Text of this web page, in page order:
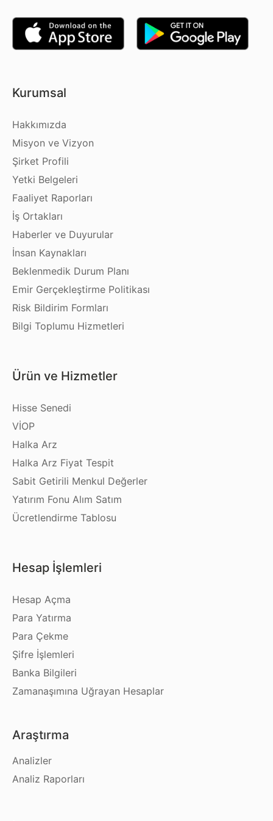
Kurumsal
Hakkımızda
Misyon ve Vizyon
Şirket Profili
Yetki Belgeleri
Faaliyet Raporları
İş Ortakları
Haberler ve Duyurular
İnsan Kaynakları
Beklenmedik Durum Planı
Emir Gerçekleştirme Politikası
Risk Bildirim Formları
Bilgi Toplumu Hizmetleri
Ürün ve Hizmetler
Hisse Senedi
VİOP
Halka Arz
Halka Arz Fiyat Tespit
Sabit Getirili Menkul Değerler
Yatırım Fonu Alım Satım
Ücretlendirme Tablosu
Hesap İşlemleri
Hesap Açma
Para Yatırma
Para Çekme
Şifre İşlemleri
Banka Bilgileri
Zamanaşımına Uğrayan Hesaplar
Araştırma
Analizler
Analiz Raporları